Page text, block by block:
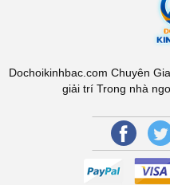
Dochoikinhbac.com Chuyên
giải trí Trong nhà